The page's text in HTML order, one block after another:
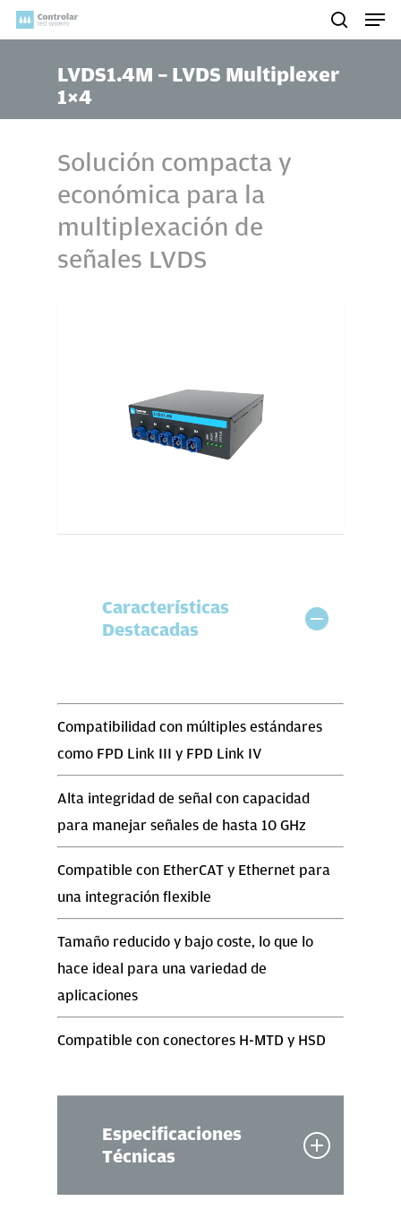
Skip
search
LVDS1.4M – LVDS Multiplexer
1×4
Solución compacta y
económica para la
multiplexación de
señales LVDS
Características
Destacadas
Compatibilidad con múltiples estándares
como FPD Link III y FPD Link IV
Alta integridad de señal con capacidad
para manejar señales de hasta 10 GHz
Compatible con EtherCAT y Ethernet para
una integración flexible
Tamaño reducido y bajo coste, lo que lo
hace ideal para una variedad de
aplicaciones
Compatible con conectores H-MTD y HSD
Especificaciones
Técnicas